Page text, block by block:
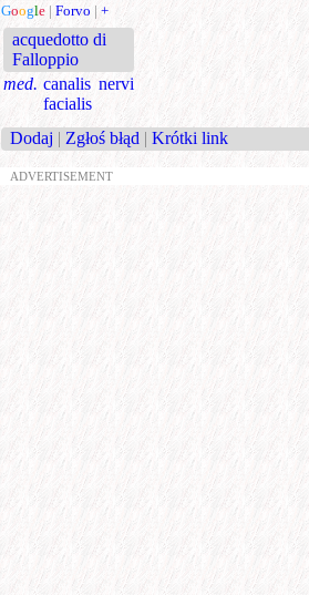
Google | Forvo | +
acquedotto di
Falloppio
med. canalis nervi
facialis
Dodaj | Zgłoś błąd | Krótki link
ADVERTISEMENT